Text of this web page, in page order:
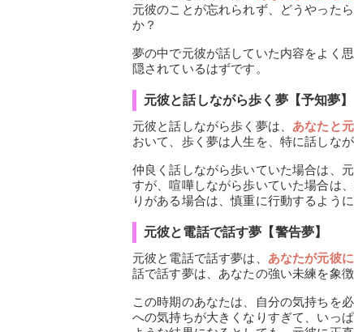
元彼のことが忘れられず、どうやった
か？
夢の中で元彼が話していた内容をよく
隠されているはずです。
元彼と話しながら歩く夢【予知夢】
元彼と話しながら歩く夢は、 あなたと
おいて、歩く夢は人生を、特に話しな
仲良く話しながら歩いていた場合は、
すが、喧嘩しながら歩いていた場合は
りがある場合は、慎重に行動するように
元彼と電話で話す夢【警告夢】
元彼と電話で話す夢は、 あなたが元彼
話で話す夢は、あなたの強い未練を象徴
この時期のあなたは、自分の気持ちを
への気持ちが大きくなりすぎて、いっ